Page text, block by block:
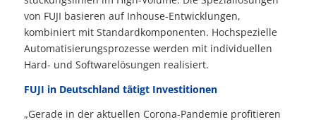
von FUJI basieren auf Inhouse-Entwicklungen,
kombiniert mit Standardkomponenten. Hochspezielle
Automatisierungsprozesse werden mit indivi­duellen
Hard- und Softwarelösungen realisiert.
FUJI in Deutschland tätigt Investitionen
„Gerade in der aktuellen Corona-Pandemie profitieren